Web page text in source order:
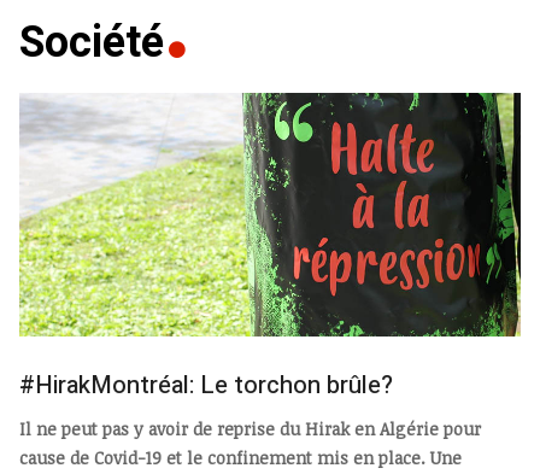
Société
#HirakMontréal: Le torchon brûle?
Il ne peut pas y avoir de reprise du Hirak en Algérie pour
cause de Covid-19 et le confinement mis en place. Une